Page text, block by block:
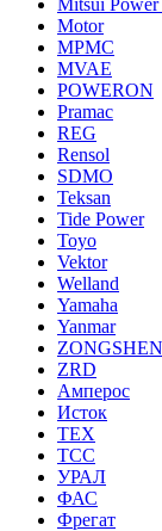
Mitsui Power
Motor
MPMC
MVAE
POWERON
Pramac
REG
Rensol
SDMO
Teksan
Tide Power
Toyo
Vektor
Welland
Yamaha
Yanmar
ZONGSHEN
ZRD
Амперос
Исток
ТЕХ
ТСС
УРАЛ
ФАС
Фрегат